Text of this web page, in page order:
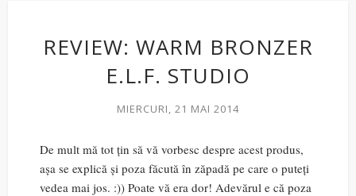
REVIEW: WARM BRONZER
E.L.F. STUDIO
MIERCURI, 21 MAI 2014
De mult mă tot țin să vă vorbesc despre acest produs,
așa se explică și poza făcută în zăpadă pe care o puteți
vedea mai jos. :)) Poate vă era dor! Adevărul e că poza